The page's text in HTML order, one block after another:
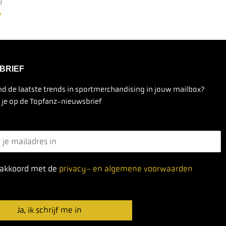
de laatste trends in sportmerchandising in jouw mailbox?
op de Topfanz-nieuwsbrief
met de privacy- en algemene voorwaarden
Ja, ik schrijf me in